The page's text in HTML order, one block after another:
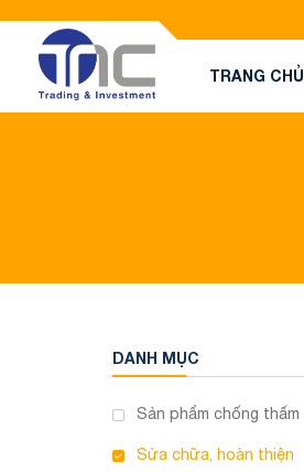
TRANG CHỦ
DANH MỤC
Sản phẩm chống thấm
Sửa chữa, hoàn thiện